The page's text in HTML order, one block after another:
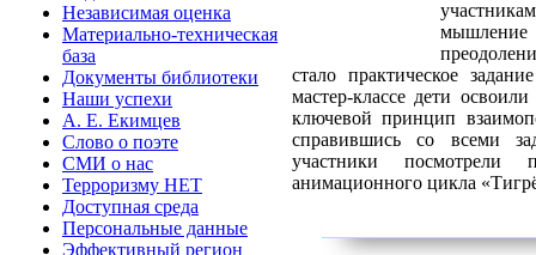
Независимая оценка
Материально-техническая
база
Документы библиотеки
Наши успехи
А. Е. Екимцев
Слово о поэте
СМИ о нас
Терроризму НЕТ
Доступная среда
Персональные данные
Эффективный регион
мышление
стало практическое
мастер-классе дети
ключевой принцип
справившись со всеми
участники посмотрели
анимационного цикла